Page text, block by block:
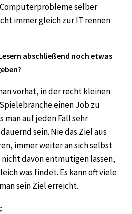
selber
immer gleich zur IT rennen
abschließend noch etwas
vorhat, in der recht kleinen
einen Job zu
man auf jeden Fall sehr
sein. Nie das Ziel aus
immer weiter an sich selbst
davon entmutigen lassen,
was findet. Es kann oft viele
sein Ziel erreicht.